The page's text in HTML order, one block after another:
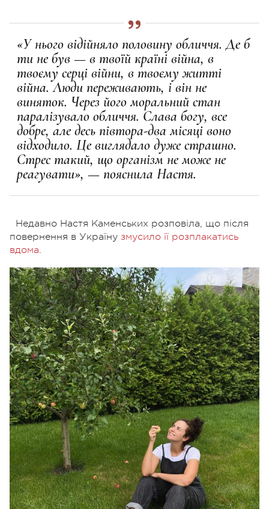
«У нього відійняло половину обличчя. Де б
ти не був — в твоїй країні війна, в
твоєму серці війни, в твоєму житті
війна. Люди переживають, і він не
виняток. Через його моральний стан
паралізувало обличчя. Слава богу, все
добре, але десь півтора-два місяці воно
відходило. Це виглядало дуже страшно.
Стрес такий, що організм не може не
реагувати», — пояснила Настя.
Недавно Настя Каменських розповіла, що після
повернення в Україну змусило її розплакатись
вдома.